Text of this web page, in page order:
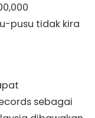
pusu tidak kira
sebagai